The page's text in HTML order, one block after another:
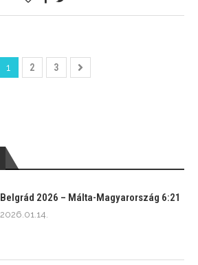
1 2 3
Belgrád 2026 – Málta-Magyarország 6:21
2026.01.14.